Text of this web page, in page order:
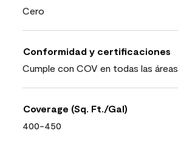
Cero
Conformidad y certificaciones
Cumple con COV en todas las áreas
Coverage (Sq. Ft./Gal)
400-450